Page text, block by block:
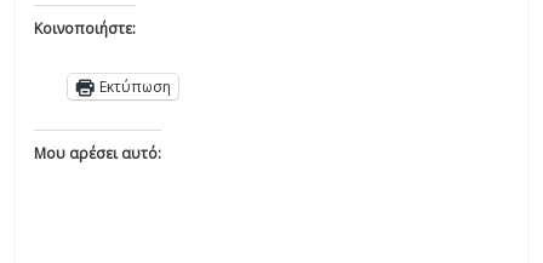
Κοινοποιήστε:
Εκτύπωση
Μου αρέσει αυτό: